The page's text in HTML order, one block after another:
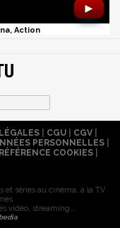
►
Action
| CGU| CGV|
PERSONNELLES
COOKIES
et séries au cinéma, à la TV
vidéo, streaming...